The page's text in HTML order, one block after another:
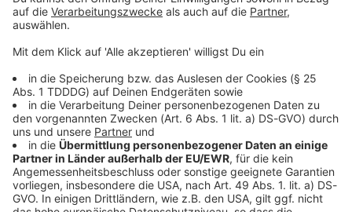
ihr lieber schälen solltet.
Lifestyle